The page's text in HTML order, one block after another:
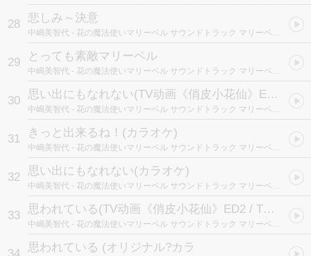
28 悲しみ～決意
中嶋美智代 - 花の魔法使いマリーベル サウンドトラック マリーベルと歌おう!
29 とっても素敵マリーベル
中嶋美智代 - 花の魔法使いマリーベル サウンドトラック マリーベルと歌おう!
30 思い出にもなれない(TV动画《俏皮小花仙》ED1 / TVアニメ「花の魔法使いマリーベル」ED1テーマ)
中嶋美智代 - 花の魔法使いマリーベル サウンドトラック マリーベルと歌おう!
31 きっと出来るね！(カラオケ)
中嶋美智代 - 花の魔法使いマリーベル サウンドトラック マリーベルと歌おう!
32 思い出にもなれない(カラオケ)
中嶋美智代 - 花の魔法使いマリーベル サウンドトラック マリーベルと歌おう!
33 思われている(TV动画《俏皮小花仙》ED2 / TVアニメ「花の魔法使いマリーベル」ED2テーマ)
中嶋美智代 - 花の魔法使いマリーベル サウンドトラック マリーベルと歌おう!
思われている (オリジナル?カラ